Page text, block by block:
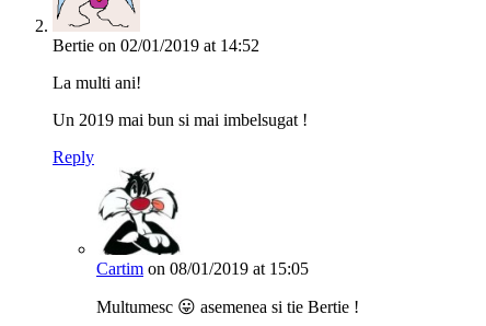
Bertie on 02/01/2019 at 14:52
La multi ani!
Un 2019 mai bun si mai imbelsugat !
Reply
Cartim on 08/01/2019 at 15:05
Multumesc 😛 asemenea si tie Bertie !